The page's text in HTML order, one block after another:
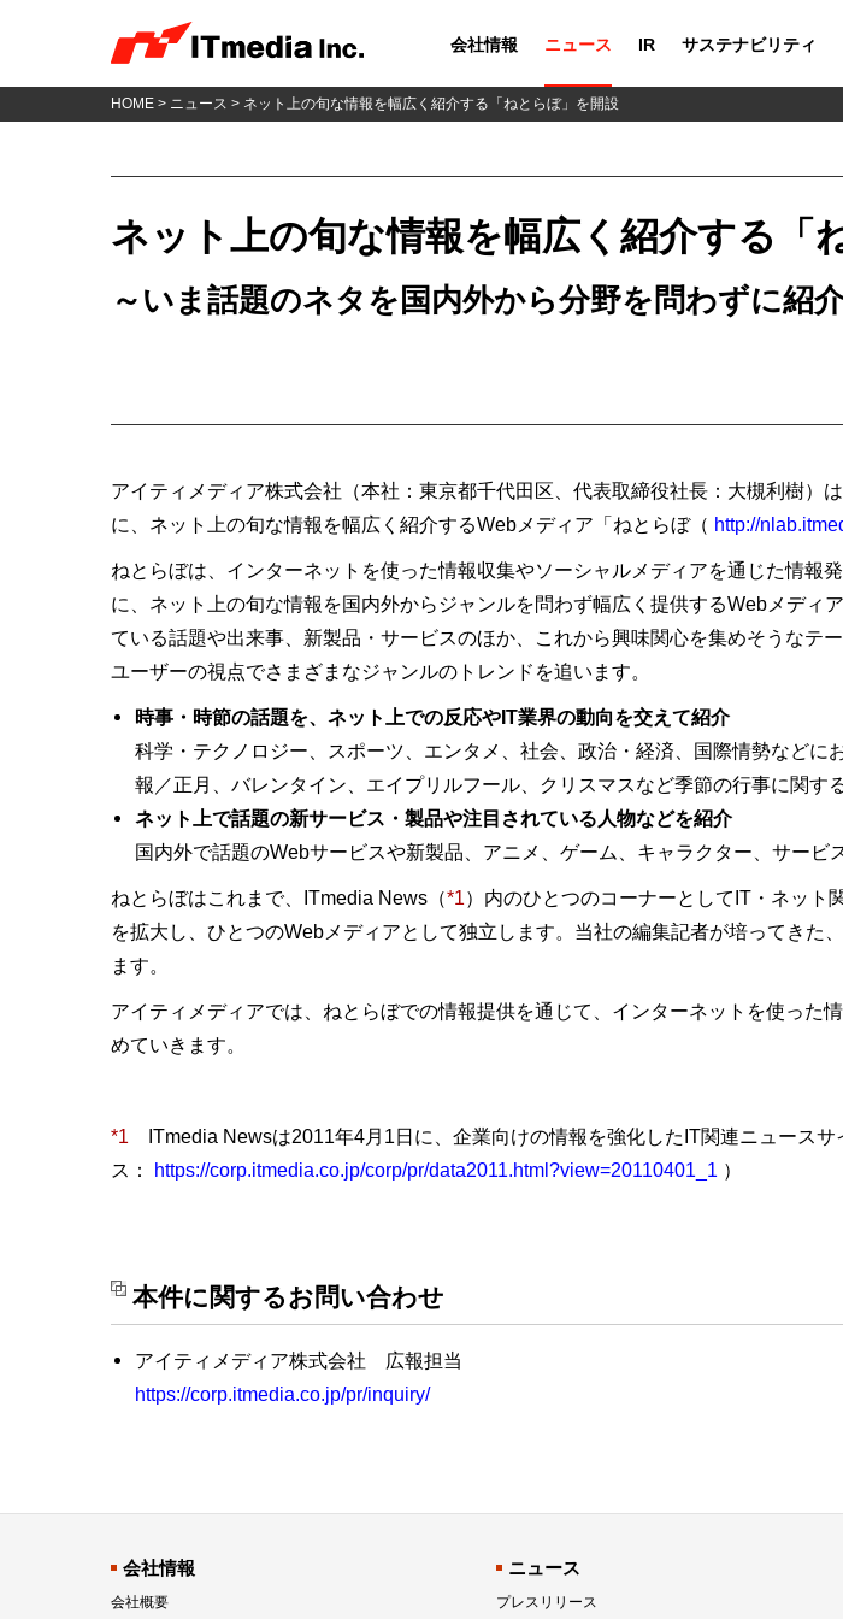
会社情報 ニュース IR サステナビリティ
HOME > ニュース > ネット上の旬な情報を幅広く紹介する「ねとらぼ」を開設
ネット上の旬な情報を幅広く紹介する「
～いま話題のネタを国内外から分野を問わずに紹
アイティメディア株式会社（本社：東京都千代田区、代表取締役社長：大槻利樹
に、ネット上の旬な情報を幅広く紹介するWebメディア「ねとらぼ（ http://
ねとらぼは、インターネットを使った情報収集やソーシャルメディアを通じた情報
に、ネット上の旬な情報を国内外からジャンルを問わず幅広く提供するWebメディ
ている話題や出来事、新製品・サービスのほか、これから興味関心を集めそうなテ
ユーザーの視点でさまざまなジャンルのトレンドを追います。
時事・時節の話題を、ネット上での反応やIT業界の動向を交えて紹介
科学・テクノロジー、スポーツ、エンタメ、社会、政治・経済、国際情勢などに
報／正月、バレンタイン、エイプリルフール、クリスマスなど季節の行事に関す
ネット上で話題の新サービス・製品や注目されている人物などを紹介
国内外で話題のWebサービスや新製品、アニメ、ゲーム、キャラクター、サービ
ねとらぼはこれまで、ITmedia News（*1 ）内のひとつのコーナーとしてIT・ネット
を拡大し、ひとつのWebメディアとして独立します。当社の編集記者が培ってき
ます。
アイティメディアでは、ねとらぼでの情報提供を通じて、インターネットを使っ
めていきます。
*1
ITmedia Newsは2011年4月1日に、企業向けの情報を強化したIT関連ニュース
ス： https://corp.itmedia.co.jp/corp/pr/data2011.html?view=20110401_1 ）
本件に関するお問い合わせ
アイティメディア株式会社 広報担当
https://corp.itmedia.co.jp/pr/inquiry/
会社情報
会社概要
ニュース
プレスリリース